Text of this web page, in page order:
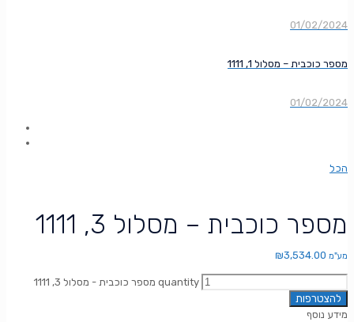
01/02/2024
מספר כוכבית – מסלול 1, 1111
01/02/2024
הכל
מספר כוכבית – מסלול 3, 1111
₪3,534.00 מע"מ
מספר כוכבית - מסלול 3, 1111 quantity
להצטרפות
מידע נוסף